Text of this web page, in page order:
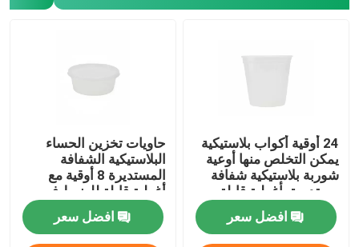
ورق شمع مقاوم للشحوم
24 أوقية أكواب بلاستيكية
يمكن التخلص منها أوعية
شوربة بلاستيكية شفافة
مستديرة بأغطية قابلة
1/2" X 4 1/4 "افضل سعر
حاويات تخزين الحساء
البلاستيكية الشفافة
المستديرة 8 أوقية مع
أغطية قابلة للضبط في
1/2" X 1 3/4 "افضل سعر